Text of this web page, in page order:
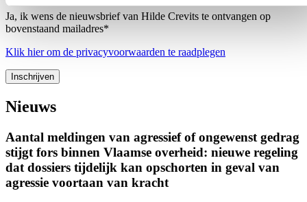
Ja, ik wens de nieuwsbrief van Hilde Crevits te ontvangen op
bovenstaand mailadres*
Klik hierom de privacyvoorwaarden te raadplegen
Nieuws
Aantal meldingen van agressief of ongewenst gedrag
stijgt fors binnen Vlaamse overheid: nieuwe regeling
dat dossiers tijdelijk kan opschorten in geval van
agressie voortaan van kracht